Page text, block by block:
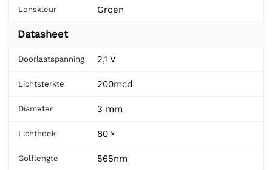
Lenskleur Groen
Datasheet
Doorlaatspanning 2,1 V
Lichtsterkte 200mcd
Diameter 3 mm
Lichthoek 80 º
Golflengte 565nm